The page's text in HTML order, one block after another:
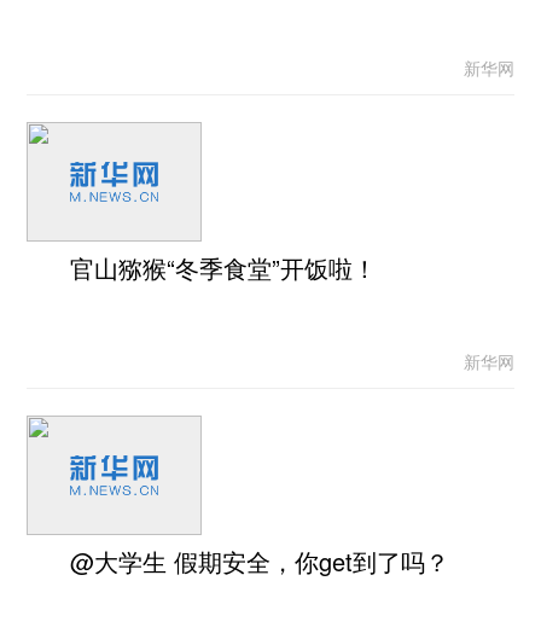
新华网
官山猕猴“冬季食堂”开饭啦！
新华网
@大学生 假期安全，你get到了吗？